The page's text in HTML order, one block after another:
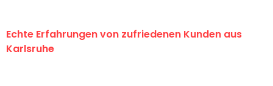
Echte Erfahrungen von zufriedenen Kunden aus
Karlsruhe